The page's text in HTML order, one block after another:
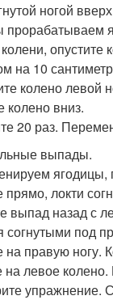
ногой
прорабатываем
на 10
колено левой
колено вниз.
20 раз.
выпады.
прямо, локти
выпад назад с
согнутыми под
на правую ногу.
на левое
упражнение.